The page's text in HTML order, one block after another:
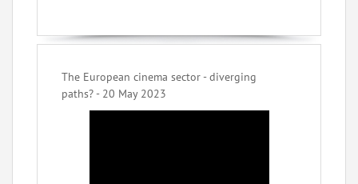
The European cinema sector - diverging
paths? - 20 May 2023